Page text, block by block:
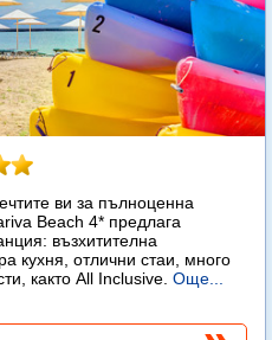
ви за пълноценна
Beach 4* предлага
възхитителна
кухня, отлични стаи, много
както All Inclusive. Още...